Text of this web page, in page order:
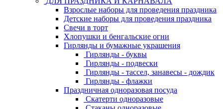
Взрослые наборы для проведения праздника
Детские наборы для проведения праздника
Свечи в торт
Хлопушки и бенгальские огни
Гирлянды и бумажные украшения
Гирлянды - буквы
Гирлянды - подвески
Гирлянды - тассел, занавесы - дождик
Гирлянды - флажки
Праздничная одноразовая посуда
Скатерти одноразовые